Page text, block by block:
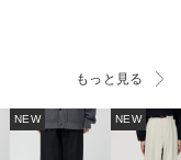
もっと見る
NEW NEW